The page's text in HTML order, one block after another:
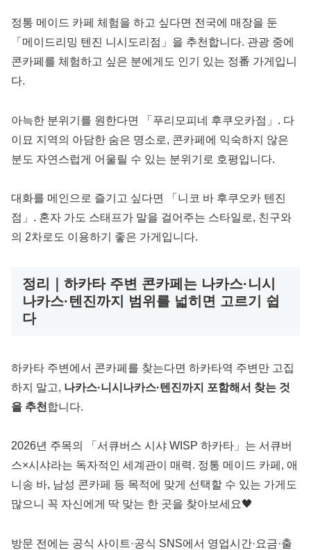
정통 메이드 카페 체험을 하고 싶다면 전국에 매장을 둔
「메이드리밍 텐진 니시도리점」을 추천합니다. 관광 중에
콘카페를 체험하고 싶은 분에게도 인기 있는 정番 가게입니
다.
아늑한 분위기를 원한다면 「푸리모피네 후쿠오카점」. 다
이묘 지역의 아담한 숨은 명소로, 콘카페에 익숙하지 않은
분도 자연스럽게 어울릴 수 있는 분위기로 호평입니다.
대화를 메인으로 즐기고 싶다면 「니코 바 후쿠오카 텐진
점」. 혼자 가도 스태프가 말을 걸어주는 스타일로, 친구와
의 2차로도 이용하기 좋은 가게입니다.
정리｜하카타 주변 콘카페는 나카스·니시
나카스·텐진까지 범위를 넓히면 고르기 쉽
다
하카타 주변에서 콘카페를 찾는다면 하카타역 주변만 고집
하지 말고, 나카스·니시나카스·텐진까지 포함해서 찾는 것
을 추천 합니다.
2026년 주목의 「서큐버스 시샤 WISP 하카타」는 서큐버
스×시샤라는 독자적인 세계관이 매력. 정통 메이드 카페, 애
니송 바, 남성 콘카페 등 목적에 맞게 선택할 수 있는 가게도
많으니 꼭 자신에게 딱 맞는 한 곳을 찾아보세요🖤
방문 전에는 공식 사이트·공식 SNS에서 영업시간·요금·출